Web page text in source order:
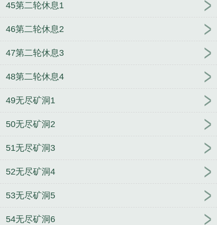
45第二轮休息1
46第二轮休息2
47第二轮休息3
48第二轮休息4
49无尽矿洞1
50无尽矿洞2
51无尽矿洞3
52无尽矿洞4
53无尽矿洞5
54无尽矿洞6